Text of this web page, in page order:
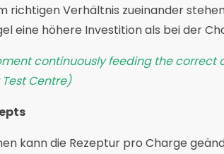
richtigen Verhältnis zueinander
eine höhere Investition als bei der
continuously feeding the correct
Test Centre)
kann die Rezeptur pro Charge